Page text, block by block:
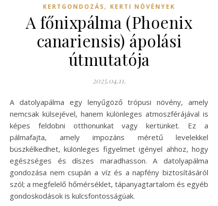
KERTGONDOZÁS, KERTI NÖVÉNYEK
A főnixpálma (Phoenix
canariensis) ápolási
útmutatója
2025.04.11.
A datolyapálma egy lenyűgöző trópusi növény, amely
nemcsak külsejével, hanem különleges atmoszférájával is
képes feldobni otthonunkat vagy kertünket. Ez a
pálmafajta, amely impozáns méretű levelekkel
büszkélkedhet, különleges figyelmet igényel ahhoz, hogy
egészséges és díszes maradhasson. A datolyapálma
gondozása nem csupán a víz és a napfény biztosításáról
szól; a megfelelő hőmérséklet, tápanyagtartalom és egyéb
gondoskodások is kulcsfontosságúak.